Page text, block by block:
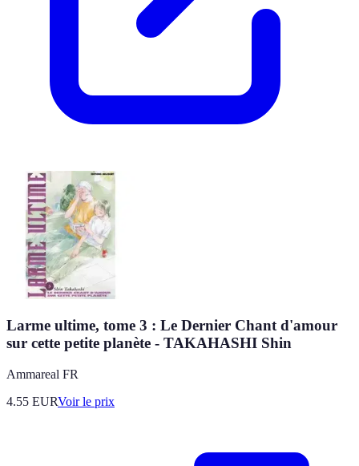
Larme ultime, tome 3 : Le Dernier Chant d'amour
sur cette petite planète - TAKAHASHI Shin
Ammareal FR
4.55 EURVoir le prix